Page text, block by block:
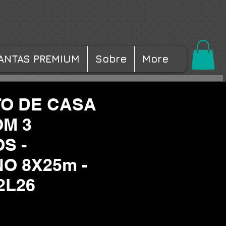
PREMIUM Sobre More
DE CASA
3
-
8X25m -